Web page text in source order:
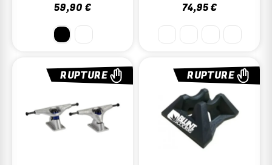
59,90 € 74,95 €
RUPTURE RUPTURE